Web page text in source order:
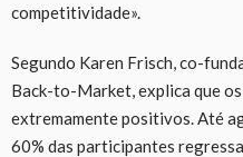
competitividade».
Segundo Karen Frisch, co-
Back-to-Market, explica que
extremamente positivos. Até
60% das participantes